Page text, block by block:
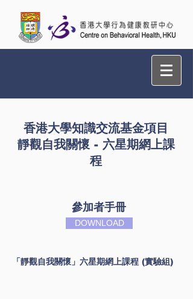
香港大學知識交流基金項目
靜觀⾃我關懷 - 六星期網上課
程
參加者⼿冊
DOWNLOAD
「靜觀自我關懷」六星期網上課程 (實驗組)